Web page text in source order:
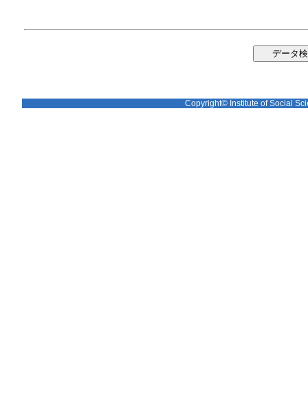
Copyright© Institute of Social